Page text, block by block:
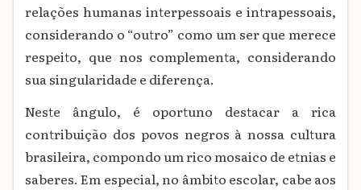
relações humanas interpessoais e intrapessoais,
considerando o “outro” como um ser que merece
respeito, que nos complementa, considerando
sua singularidade e diferença.
Neste ângulo, é oportuno destacar a rica
contribuição dos povos negros à nossa cultura
brasileira, compondo um rico mosaico de etnias e
saberes. Em especial, no âmbito escolar, cabe aos